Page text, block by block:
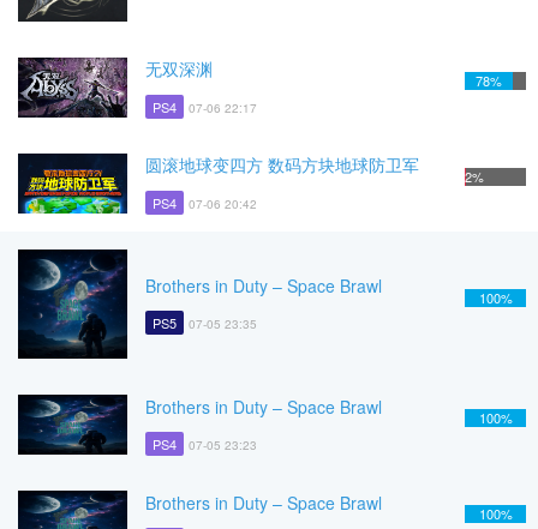
无双深渊
PS4 07-06 22:17
78%
圆滚地球变四方 数码方块地球防卫军
PS4 07-06 20:42
2%
Brothers in Duty – Space Brawl
PS5 07-05 23:35
100%
Brothers in Duty – Space Brawl
PS4 07-05 23:23
100%
Brothers in Duty – Space Brawl 100%